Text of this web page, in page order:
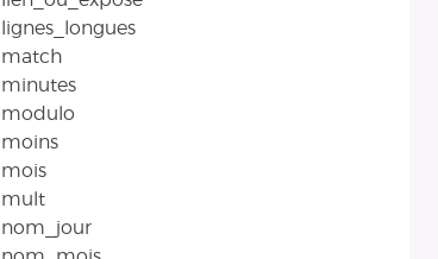
|lignes_longues
|match
|minutes
|modulo
|moins
|mois
|mult
|nom_jour